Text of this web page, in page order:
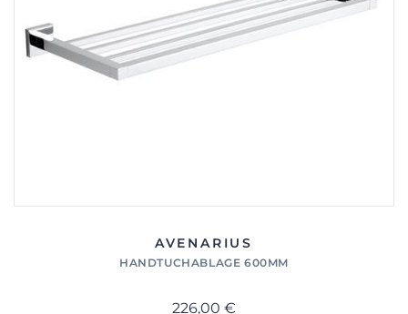
AVENARIUS
HANDTUCHABLAGE 600MM
226,00 €